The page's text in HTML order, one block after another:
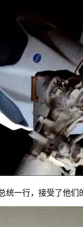
统一行，接受了他们